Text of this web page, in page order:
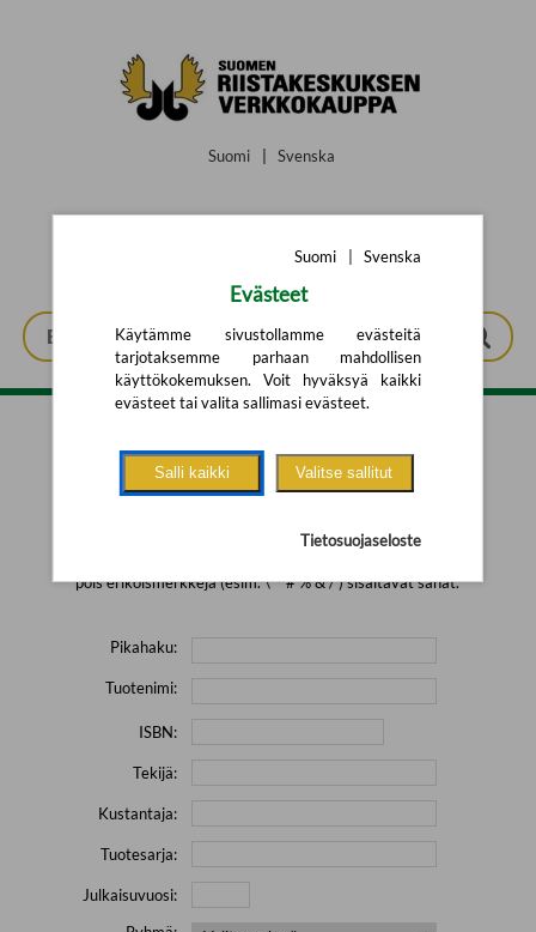
Suomi Svenska
Tarkennettu haku
pois erikoismerkkejä (esim. \' " # % & / ) sisältävät sanat.
Pikahaku:
Tuotenimi:
ISBN:
Tekijä:
Kustantaja:
Tuotesarja:
Julkaisuvuosi:
Suomi Svenska
Evästeet
Käytämme sivustollamme evästeitä
tarjotaksemme parhaan mahdollisen
käyttökokemuksen. Voit hyväksyä kaikki
evästeet tai valita sallimasi evästeet.
Salli kaikki Valitse sallitut
Tietosuojaseloste